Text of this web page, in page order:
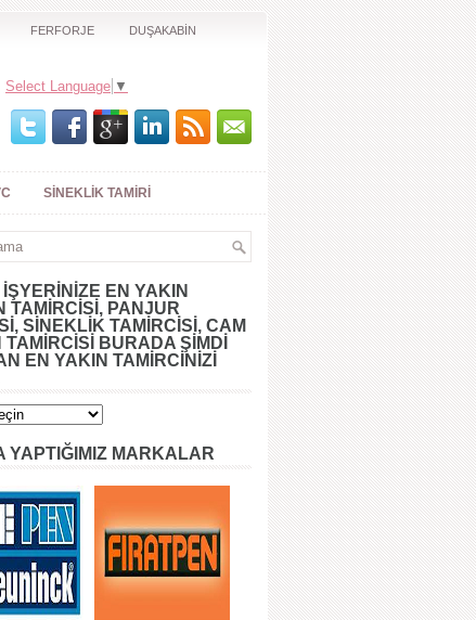
FERFORJE DUŞAKABİN
Select Language ▼
SINEKLIK TAMIRI
İŞYERINIZE EN YAKIN
TAMIRCISI, PANJUR
SINEKLIK TAMIRCISI, CAM
TAMIRCISI BURADA ŞIMDI
EN YAKIN TAMİRCİNİZİ
YAPTIĞIMIZ MARKALAR